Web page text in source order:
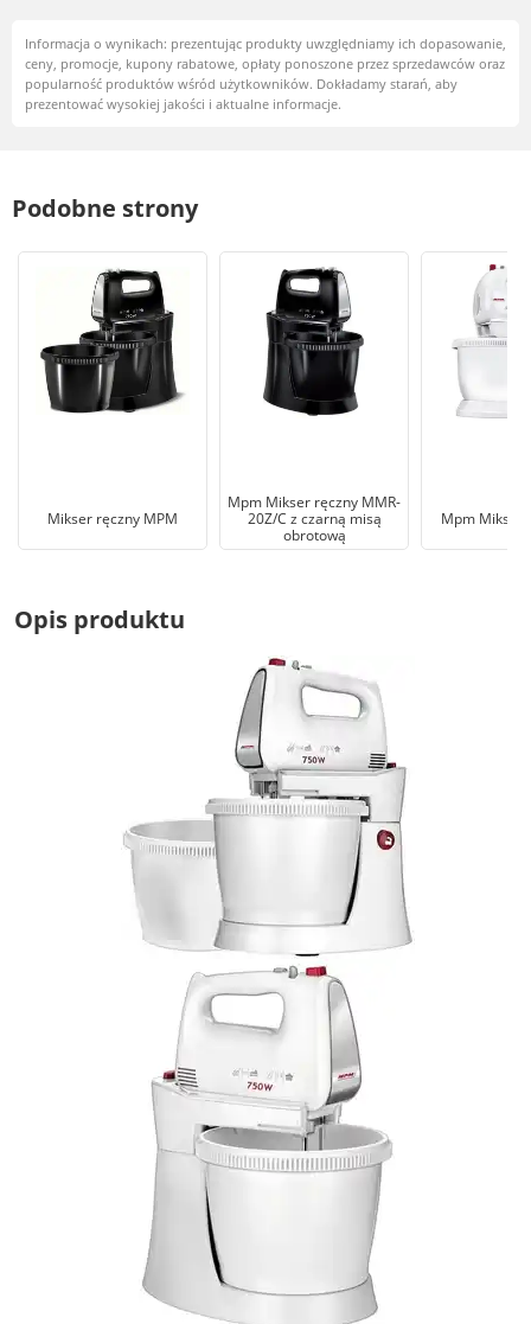
Informacja o wynikach: prezentując produkty uwzględniamy ich dopasowanie,
ceny, promocje, kupony rabatowe, opłaty ponoszone przez sprzedawców oraz
popularność produktów wśród użytkowników. Dokładamy starań, aby
prezentować wysokiej jakości i aktualne informacje.
Podobne strony
Mikser ręczny MPM
Mpm Mikser ręczny MMR-
20Z/C z czarną misą
obrotową
Mpm Mikser
Opis produktu